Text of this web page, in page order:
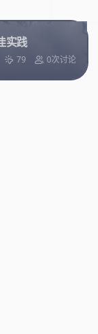
实践
79 0次讨论